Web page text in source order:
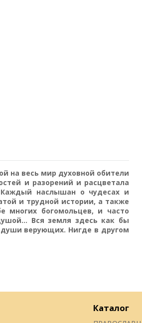
на весь мир духовной обители
и разорений и расцветала
наслышан о чудесах и
и трудной истории, а также
многих богомольцев, и часто
Вся земля здесь как бы
верующих. Нигде в другом
Каталог